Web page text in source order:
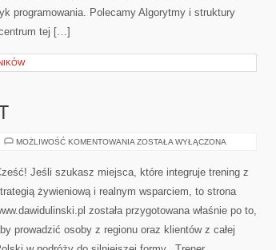
programowania. Polecamy Algorytmy i struktury
tej […]
MOŻLIWOŚĆ KOMENTOWANIA FITNESS
ZOSTAŁA WYŁĄCZONA
Jeśli szukasz miejsca, które integruje trening z
żywieniową i realnym wsparciem, to strona
została przygotowana właśnie po to,
prowadzić osoby z regionu oraz klientów z całej